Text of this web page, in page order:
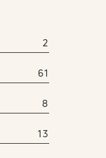
2
61
8
13